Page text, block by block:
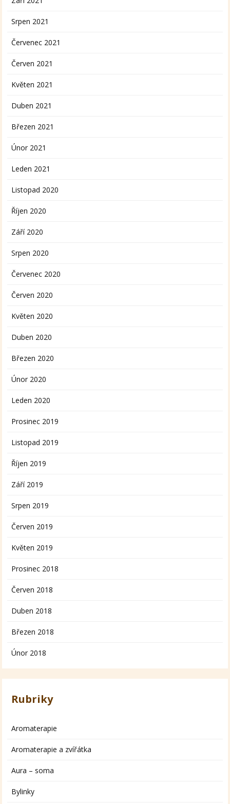
Srpen 2021
Červenec 2021
Červen 2021
Květen 2021
Duben 2021
Březen 2021
Únor 2021
Leden 2021
Listopad 2020
Říjen 2020
Září 2020
Srpen 2020
Červenec 2020
Červen 2020
Květen 2020
Duben 2020
Březen 2020
Únor 2020
Leden 2020
Prosinec 2019
Listopad 2019
Říjen 2019
Září 2019
Srpen 2019
Červen 2019
Květen 2019
Prosinec 2018
Červen 2018
Duben 2018
Březen 2018
Únor 2018
Rubriky
Aromaterapie
Aromaterapie a zvířátka
Aura – soma
Bylinky